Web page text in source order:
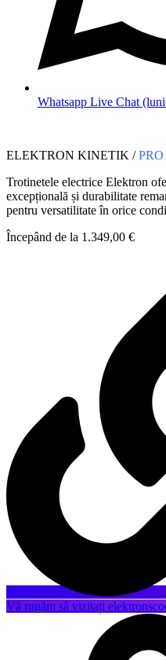
Whatsapp Live Chat
ELEKTRON KINETIK /PRO
Trotinetele electrice Elektron
excepțională și durabilitate
pentru versatilitate în orice
Începând de la 1.349,00 €
Vă rugăm să vizitați